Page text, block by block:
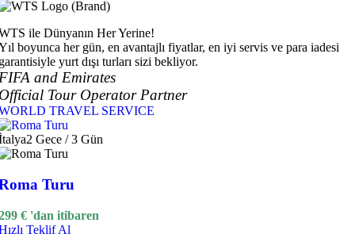
ile Dünyanın Her Yerine!
boyunca her gün, en avantajlı fiyatlar, en iyi servis ve para iadesi
yurt dışı turları sizi bekliyor.
and Emirates
Tour Operator Partner
TRAVEL SERVICE
2 Gece / 3 Gün
Turu
€ 'dan itibaren
Teklif Al